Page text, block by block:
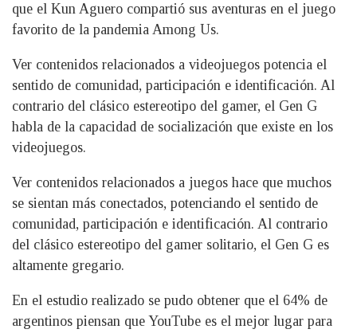
que el Kun Aguero compartió sus aventuras en el juego
favorito de la pandemia Among Us.
Ver contenidos relacionados a videojuegos potencia el
sentido de comunidad, participación e identificación. Al
contrario del clásico estereotipo del gamer, el Gen G
habla de la capacidad de socialización que existe en los
videojuegos.
Ver contenidos relacionados a juegos hace que muchos
se sientan más conectados, potenciando el sentido de
comunidad, participación e identificación. Al contrario
del clásico estereotipo del gamer solitario, el Gen G es
altamente gregario.
En el estudio realizado se pudo obtener que el 64% de
argentinos piensan que YouTube es el mejor lugar para